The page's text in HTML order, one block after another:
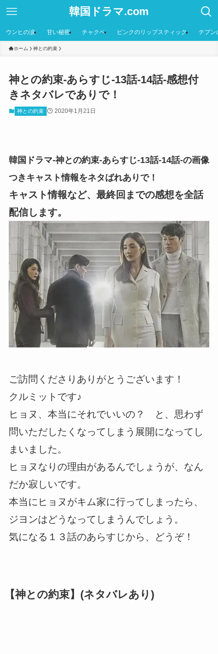
韓国ドラマ.com
ウンヒの涙 甘い秘密 チャクペ ピンクのリップスティック テプン
ホーム 神との約束
神との約束-あらすじ-13話-14話-感想付
きネタバレでありで！
神との約束 2020年1月21日
韓国ドラマ-神との約束-あらすじ-13話-14話-の画像
つきキャスト情報をネタばれありで！
キャスト情報など、最終回までの感想を全話
配信します。
ご訪問くださりありがとうございます！
クルミットです♪
ヒョヌ、本当にそれでいいの？ と、思わず
問いただしたくなってしまう展開になってし
まいました。
ヒョヌなりの理由があるんでしょうが、なん
だか寂しいです。
本当にヒョヌがキム家に行ってしまったら、
ジヨンはどうなってしまうんでしょう。
気になる１３話のあらすじから、どうぞ！
【神との約束】(ネタバレあり)